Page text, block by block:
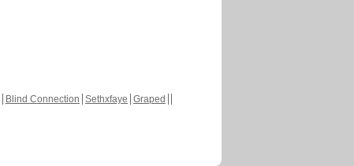
Blind Connection Sethxfaye Graped